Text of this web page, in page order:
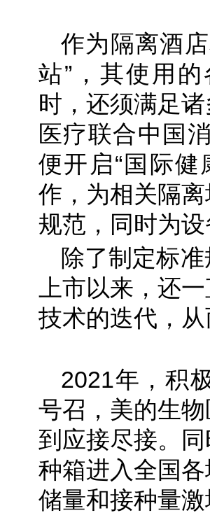
作为隔离酒
站”，其使用
时，还须满足
医疗联合中国
便开启“国际健
作，为相关隔
规范，同时为
除了制定标
上市以来，还
技术的迭代，
2021年，积
号召，美的生
到应接尽接。
种箱进入全国
储量和接种量